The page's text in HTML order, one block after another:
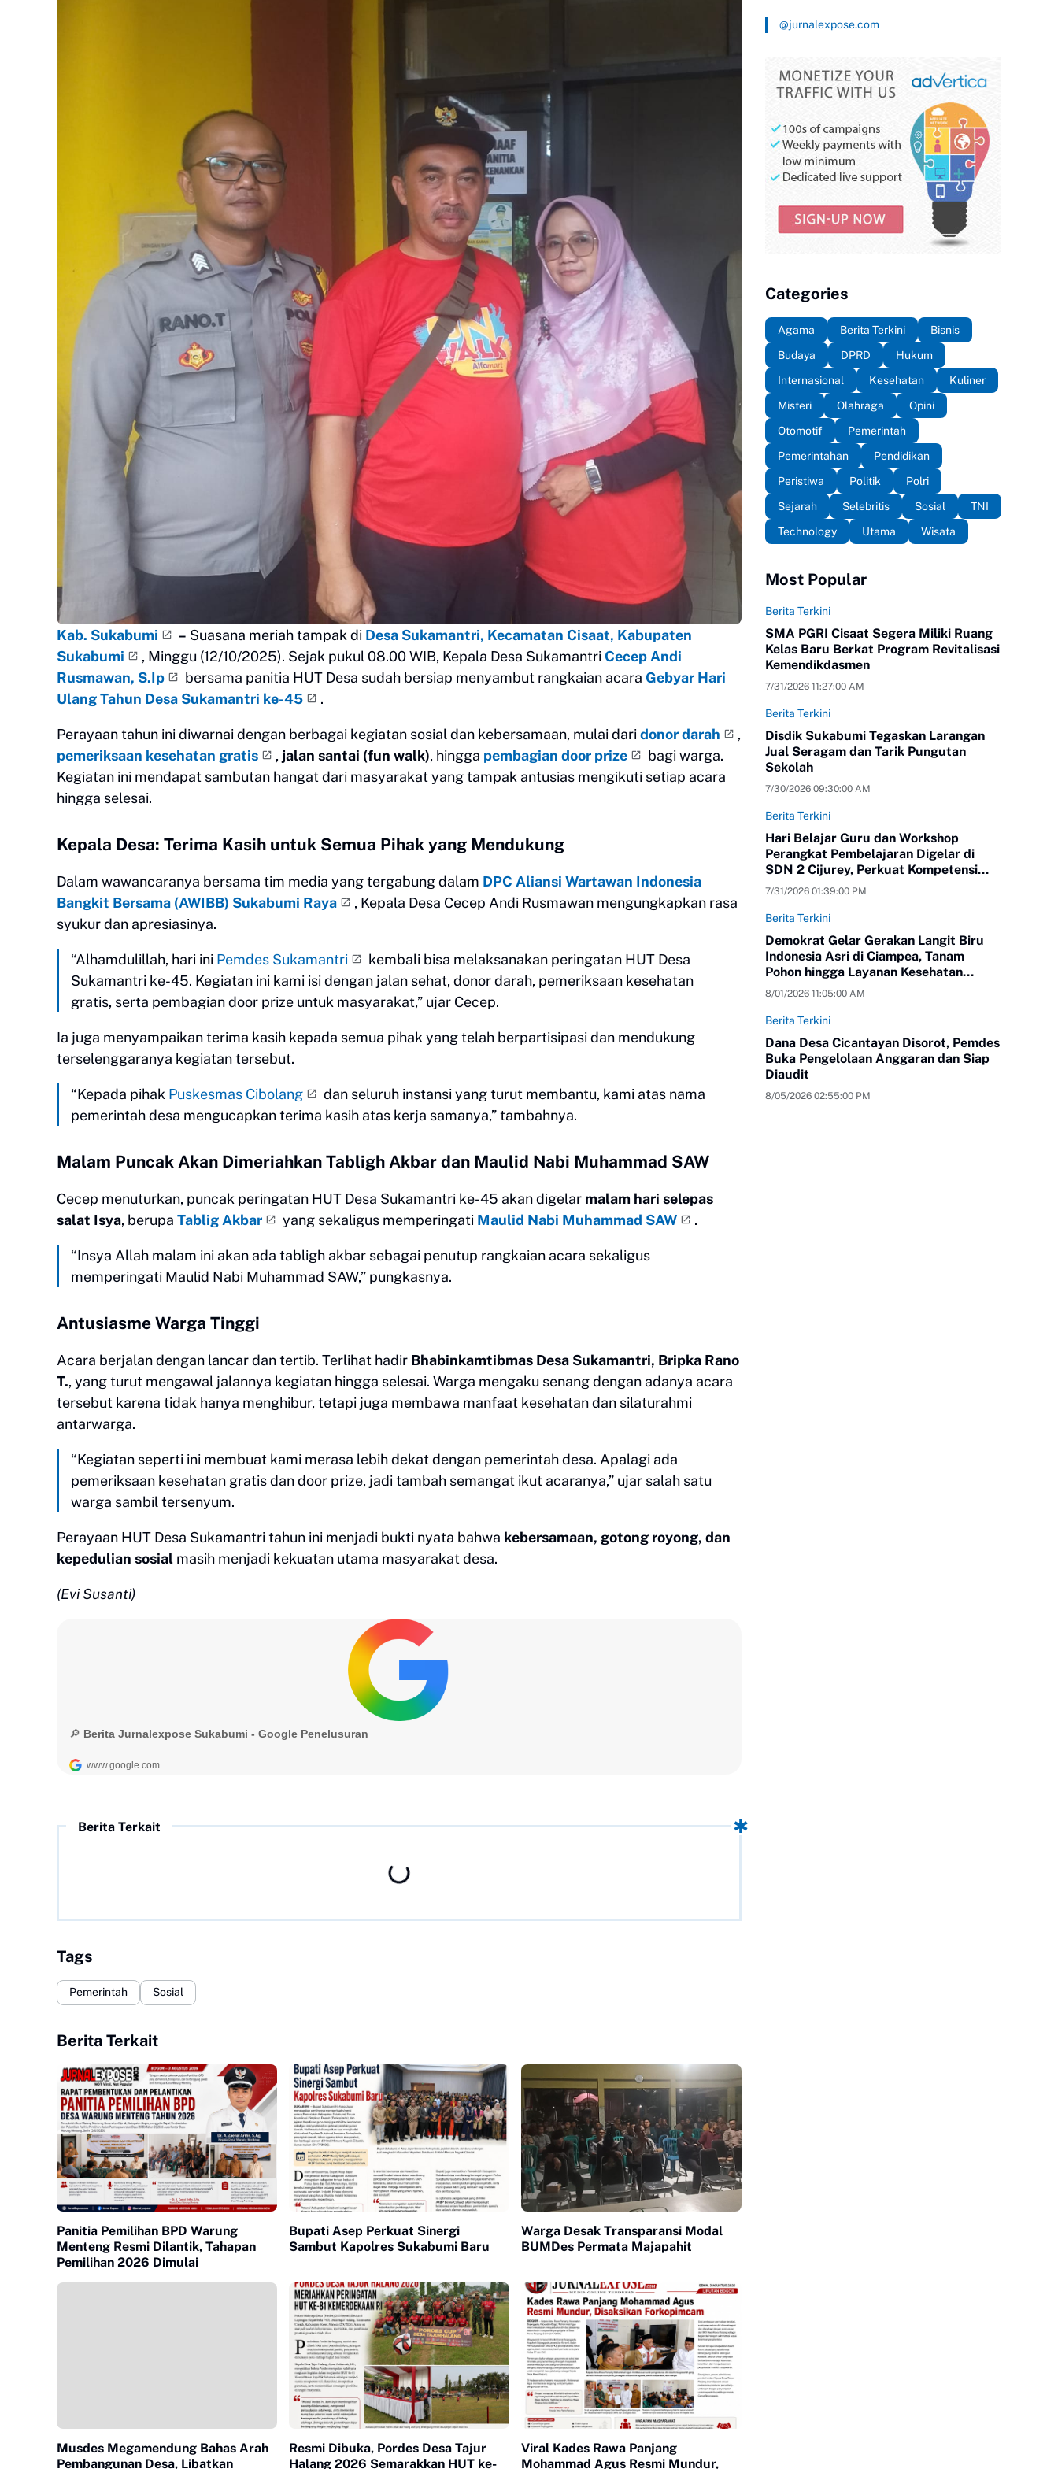
Kab. Sukabumi – Suasana meriah tampak di Desa Sukamantri, Kecamatan Cisaat, Kabupaten
Sukabumi
, Minggu (12/10/2025). Sejak pukul 08.00 WIB, Kepala Desa Sukamantri Cecep Andi
Rusmawan, S.Ip
bersama panitia HUT Desa sudah bersiap menyambut rangkaian acara Gebyar Hari
Ulang Tahun Desa Sukamantri ke-45
.
Perayaan tahun ini diwarnai dengan berbagai kegiatan sosial dan kebersamaan, mulai dari donor darah
,
pemeriksaan kesehatan gratis
, jalan santai (fun walk), hingga pembagian door prize
bagi warga.
Kegiatan ini mendapat sambutan hangat dari masyarakat yang tampak antusias mengikuti setiap acara
hingga selesai.
Kepala Desa: Terima Kasih untuk Semua Pihak yang Mendukung
Dalam wawancaranya bersama tim media yang tergabung dalam DPC Aliansi Wartawan Indonesia
Bangkit Bersama (AWIBB) Sukabumi Raya
, Kepala Desa Cecep Andi Rusmawan mengungkapkan rasa
syukur dan apresiasinya.
“Alhamdulillah, hari ini Pemdes Sukamantri
kembali bisa melaksanakan peringatan HUT Desa
Sukamantri ke-45. Kegiatan ini kami isi dengan jalan sehat, donor darah, pemeriksaan kesehatan
gratis, serta pembagian door prize untuk masyarakat,” ujar Cecep.
Ia juga menyampaikan terima kasih kepada semua pihak yang telah berpartisipasi dan mendukung
terselenggaranya kegiatan tersebut.
“Kepada pihak Puskesmas Cibolang
dan seluruh instansi yang turut membantu, kami atas nama
pemerintah desa mengucapkan terima kasih atas kerja samanya,” tambahnya.
Malam Puncak Akan Dimeriahkan Tabligh Akbar dan Maulid Nabi Muhammad SAW
Cecep menuturkan, puncak peringatan HUT Desa Sukamantri ke-45 akan digelar malam hari selepas
salat Isya, berupa Tablig Akbar yang sekaligus memperingati Maulid Nabi Muhammad SAW .
“Insya Allah malam ini akan ada tabligh akbar sebagai penutup rangkaian acara sekaligus
memperingati Maulid Nabi Muhammad SAW,” pungkasnya.
Antusiasme Warga Tinggi
Acara berjalan dengan lancar dan tertib. Terlihat hadir Bhabinkamtibmas Desa Sukamantri, Bripka Rano
T., yang turut mengawal jalannya kegiatan hingga selesai. Warga mengaku senang dengan adanya acara
tersebut karena tidak hanya menghibur, tetapi juga membawa manfaat kesehatan dan silaturahmi
antarwarga.
“Kegiatan seperti ini membuat kami merasa lebih dekat dengan pemerintah desa. Apalagi ada
pemeriksaan kesehatan gratis dan door prize, jadi tambah semangat ikut acaranya,” ujar salah satu
warga sambil tersenyum.
Perayaan HUT Desa Sukamantri tahun ini menjadi bukti nyata bahwa kebersamaan, gotong royong, dan
kepedulian sosial masih menjadi kekuatan utama masyarakat desa.
(Evi Susanti)
Berita Terkait
Tags
Pemerintah Sosial
Berita Terkait
Panitia Pemilihan BPD Warung
Menteng Resmi Dilantik, Tahapan
Pemilihan 2026 Dimulai
Bupati Asep Perkuat Sinergi
Sambut Kapolres Sukabumi Baru
Warga Desak Transparansi Modal
BUMDes Permata Majapahit
Musdes Megamendung Bahas Arah
Pembangunan Desa, Libatkan
Resmi Dibuka, Pordes Desa Tajur
Halang 2026 Semarakkan HUT ke-
Viral Kades Rawa Panjang
Mohammad Agus Resmi Mundur,
@jurnalexpose.com
Categories
Agama Berita Terkini
Bisnis
Budaya
DPRD
Hukum
Internasional
Kesehatan
Kuliner
Misteri
Olahraga
Opini
Otomotif
Pemerintah
Pemerintahan
Pendidikan
Peristiwa
Politik
Polri
Sejarah
Selebritis Sosial
TNI
Technology
Utama Wisata
Most Popular
Berita Terkini
SMA PGRI Cisaat Segera Miliki Ruang
Kelas Baru Berkat Program Revitalisasi
Kemendikdasmen
7/31/2026 11:27:00 AM
Berita Terkini
Disdik Sukabumi Tegaskan Larangan
Jual Seragam dan Tarik Pungutan
Sekolah
7/30/2026 09:30:00 AM
Berita Terkini
Hari Belajar Guru dan Workshop
Perangkat Pembelajaran Digelar di
SDN 2 Cijurey, Perkuat Kompetensi
Pendidik
7/31/2026 01:39:00 PM
Berita Terkini
Demokrat Gelar Gerakan Langit Biru
Indonesia Asri di Ciampea, Tanam
Pohon hingga Layanan Kesehatan
Gratis
8/01/2026 11:05:00 AM
Berita Terkini
Dana Desa Cicantayan Disorot, Pemdes
Buka Pengelolaan Anggaran dan Siap
Diaudit
8/05/2026 02:55:00 PM